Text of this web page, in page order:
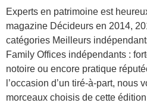
Experts en patrimoine est
magazine Décideurs en 2014,
catégories Meilleurs
Family Offices indépendants :
notoire ou encore pratique
l’occasion d’un tiré-à-part, nous
morceaux choisis de cette